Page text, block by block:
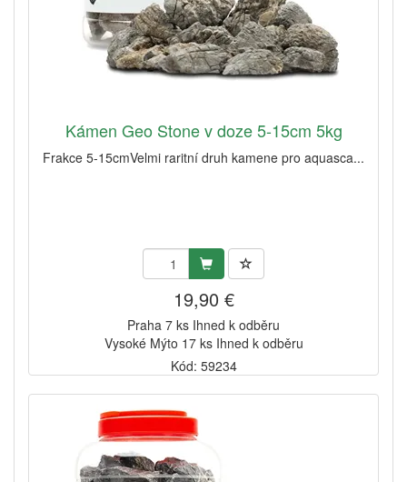
Kámen Geo Stone v doze 5-15cm 5kg
Frakce 5-15cmVelmi raritní druh kamene pro aquasca...
19,90 €
Praha 7 ks Ihned k odběru
Vysoké Mýto 17 ks Ihned k odběru
Kód: 59234